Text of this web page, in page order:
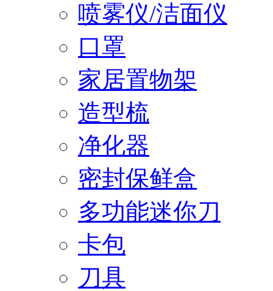
喷雾仪/洁面仪
口罩
家居置物架
造型梳
净化器
密封保鲜盒
多功能迷你刀
卡包
刀具